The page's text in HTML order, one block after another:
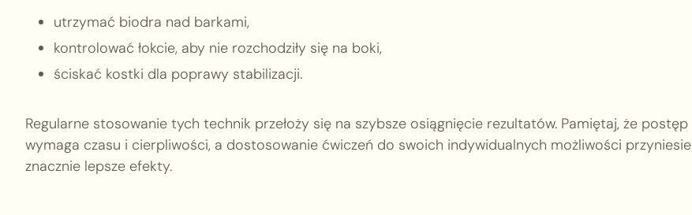
utrzymać biodra nad barkami,
kontrolować łokcie, aby nie rozchodziły się na boki,
ściskać kostki dla poprawy stabilizacji.
Regularne stosowanie tych technik przełoży się na szybsze osiągnięcie rezultatów. Pamiętaj, że postęp
wymaga czasu i cierpliwości, a dostosowanie ćwiczeń do swoich indywidualnych możliwości przyniesie
znacznie lepsze efekty.